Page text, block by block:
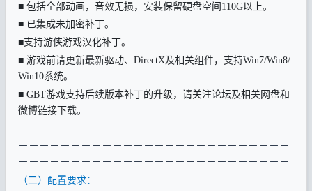
■ 包括全部动画，音效无损，安装保留硬盘空间110G以上。
■ 已集成未加密补丁。
■支持游侠游戏汉化补丁。
■ 游戏前请更新最新驱动、DirectX及相关组件，支持Win7/Win8/
Win10系统。
■ GBT游戏支持后续版本补丁的升级，请关注论坛及相关网盘和
微博链接下载。
－ －－－－－－－－－－－－－－－－－－－－－－－－－
－－－－－ －－－－－ －－－－－ －－－－－ －－－－－ －
（二）配置要求：